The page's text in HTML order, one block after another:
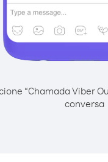
“Chamada Viber
conversa